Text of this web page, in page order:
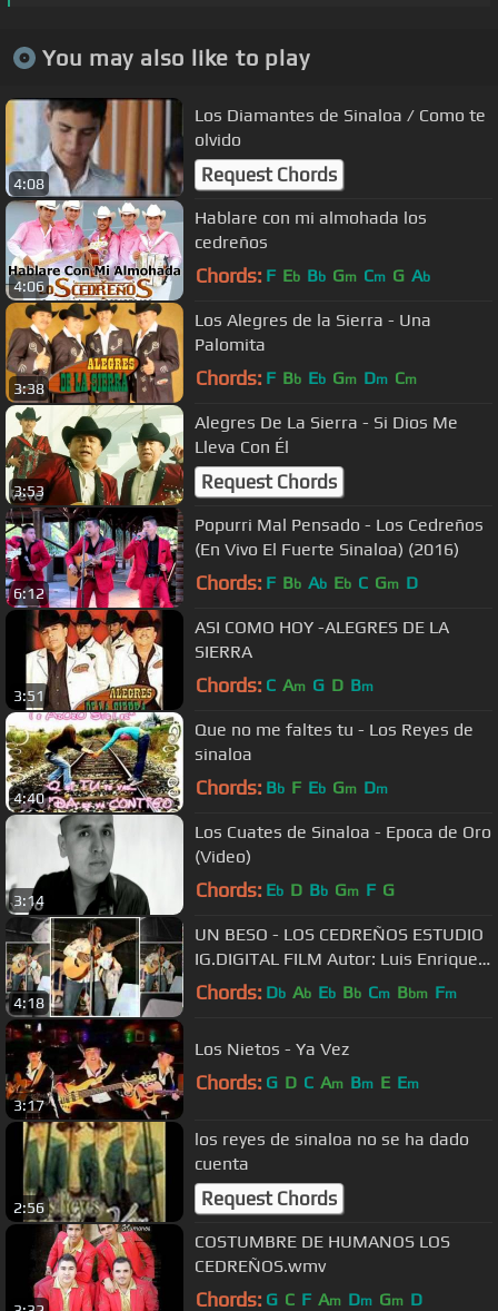
You may also like to play
4:08
Los Diamantes de Sinaloa / Como te
olvido
Request Chords
4:06
Hablare con mi almohada los
cedreños
Chords: F Eb Bb Gm Cm G Ab
3:38
Los Alegres de la Sierra - Una
Palomita
Chords: F Bb Eb Gm Dm Cm
3:53
Alegres De La Sierra - Si Dios Me
Lleva Con Él
Request Chords
6:12
Popurri Mal Pensado - Los Cedreños
(En Vivo El Fuerte Sinaloa) (2016)
Chords: F Bb Ab Eb C Gm D
3:51
ASI COMO HOY -ALEGRES DE LA
SIERRA
Chords: C Am G D Bm
4:40
Que no me faltes tu - Los Reyes de
sinaloa
Chords: Bb F Eb Gm Dm
3:14
Los Cuates de Sinaloa - Epoca de Oro
(Video)
Chords: Eb D Bb Gm F G
4:18
UN BESO - LOS CEDREÑOS ESTUDIO
IG.DIGITAL FILM Autor: Luis Enrique
Lopez "El Likki"
Chords: Db Ab Eb Bb Cm Bbm Fm
3:17
Los Nietos - Ya Vez
Chords: G D C Am Bm E Em
2:56
los reyes de sinaloa no se ha dado
cuenta
Request Chords
COSTUMBRE DE HUMANOS LOS
CEDREÑOS.wmv
Chords: G C F Am Dm Gm D